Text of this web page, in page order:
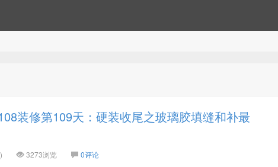
装修第109天：硬装收尾之玻璃胶填缝和补最
3273浏览 0评论